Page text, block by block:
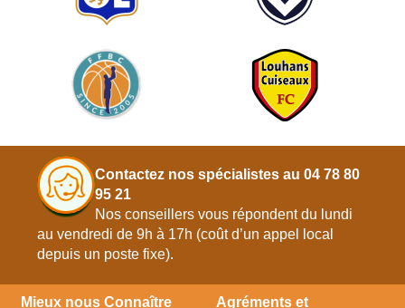
Contactez nos spécialistes au 04 78 80
95 21
Nos conseillers vous répondent du lundi
au vendredi de 9h à 17h (coût d’un appel local
depuis un poste fixe).
Mieux nous Connaître
Agréments et